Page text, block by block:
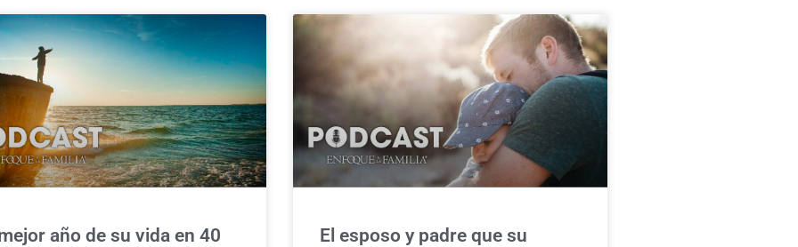
año de su vida en 40
El esposo y padre que su